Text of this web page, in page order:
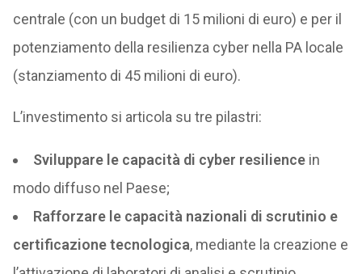
centrale (con un budget di 15 milioni di euro) e per il
potenziamento della resilienza cyber nella PA locale
(stanziamento di 45 milioni di euro).
L’investimento si articola su tre pilastri:
Sviluppare le capacità di cyber resiliencein
modo diffuso nel Paese;
Rafforzare le capacità nazionali di scrutinio e
certificazione tecnologica, mediante la creazione e